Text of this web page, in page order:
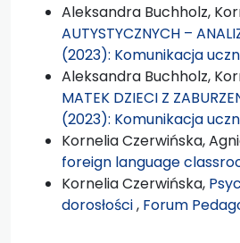
Aleksandra Buchholz,
AUTYSTYCZNYCH –
(2023): Komunikacja
Aleksandra Buchholz,
MATEK DZIECI Z
(2023): Komunikacja
Kornelia Czerwińska,
foreign language
Kornelia Czerwińska,
dorosłości, Forum